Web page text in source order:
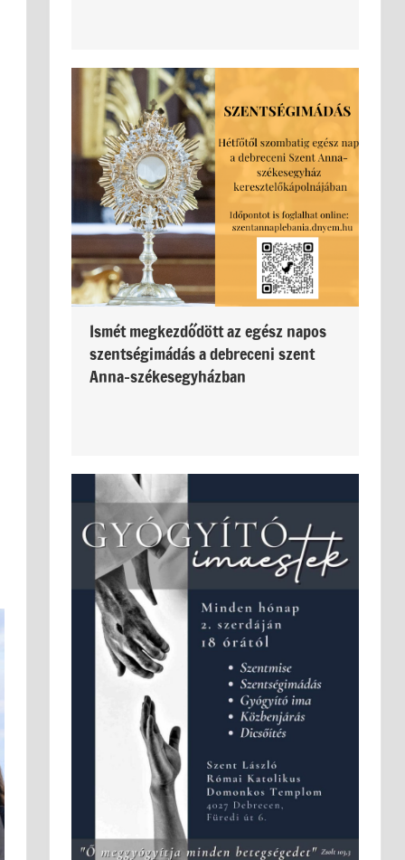
Ismét megkezdődött az egész napos
szentségimádás a debreceni szent
Anna-székesegyházban